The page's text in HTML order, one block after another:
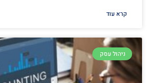
קרא עוד
ניהול עסק